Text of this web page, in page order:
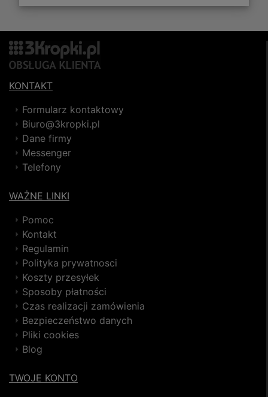
KONTAKT
Formularz kontaktowy
Biuro@3kropki.pl
Dane firmy
Messenger
Telefony
WAŻNE LINKI
Pomoc
Kontakt
Regulamin
Polityka prywatnosci
Koszty przesyłek
Sposoby płatności
Czas realizacji zamówienia
Bezpieczeństwo danych
Pliki cookies
Blog
TWOJE KONTO